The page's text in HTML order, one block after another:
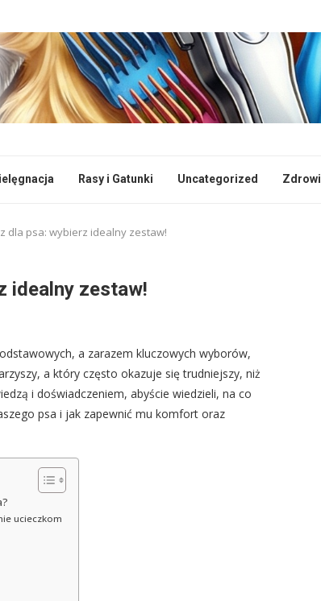
Rasy i Gatunki Uncategorized
dla psa: wybierz idealny zestaw!
idealny zestaw!
a zarazem kluczowych wyborów,
a który często okazuje się trudniejszy, niż
i doświadczeniem, abyście wiedzieli, na co
psa i jak zapewnić mu komfort oraz
ucieczkom